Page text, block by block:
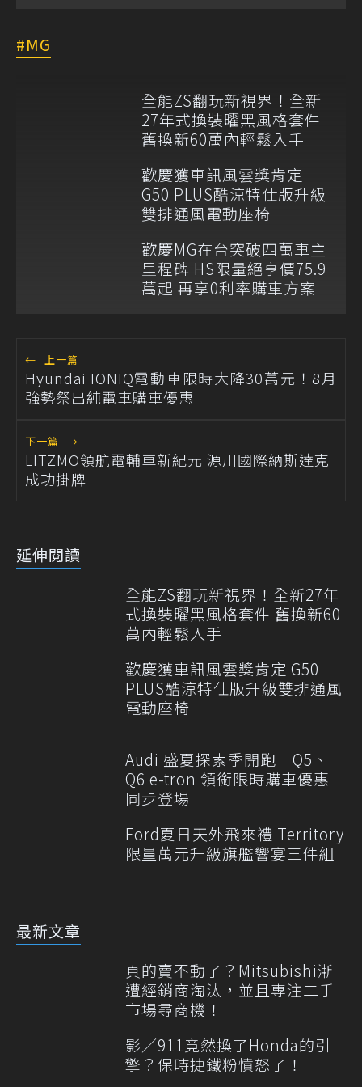
MG
全能ZS翻玩新視界！全新
27年式換裝曜黑風格套件
舊換新60萬內輕鬆入手
歡慶獲車訊風雲獎肯定
G50 PLUS酷涼特仕版升級
雙排通風電動座椅
歡慶MG在台突破四萬車主
里程碑 HS限量絕享價75.9
萬起 再享0利率購車方案
← 上一篇
Hyundai IONIQ電動車限時大降30萬元！8月
強勢祭出純電車購車優惠
下一篇 →
LITZMO領航電輔車新紀元 源川國際納斯達克
成功掛牌
延伸閱讀
全能ZS翻玩新視界！全新27年
式換裝曜黑風格套件 舊換新60
萬內輕鬆入手
歡慶獲車訊風雲獎肯定 G50
PLUS酷涼特仕版升級雙排通風
電動座椅
Audi 盛夏探索季開跑 Q5、
Q6 e-tron 領銜限時購車優惠
同步登場
Ford夏日天外飛來禮 Territory
限量萬元升級旗艦響宴三件組
最新文章
真的賣不動了？Mitsubishi漸
遭經銷商淘汰，並且專注二手
市場尋商機！
影／911竟然換了Honda的引
擎？保時捷鐵粉憤怒了！